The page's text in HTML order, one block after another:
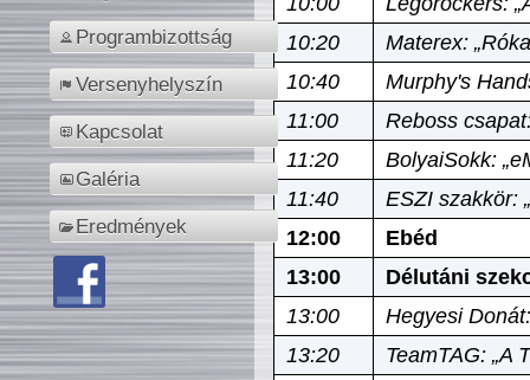
Programbizottság
Versenyhelyszín
Kapcsolat
Galéria
Eredmények
10:20
Materex:
10:40
Murphy's
11:00
Reboss
11:20
BolyaiSokk:
11:40
ESZI szakkör:
12:00
Ebéd
13:00
Délutáni
13:00
Hegyesi
13:20
TeamTAG: „A